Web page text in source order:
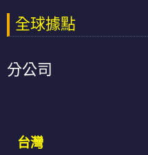
全球據點
分公司
台灣